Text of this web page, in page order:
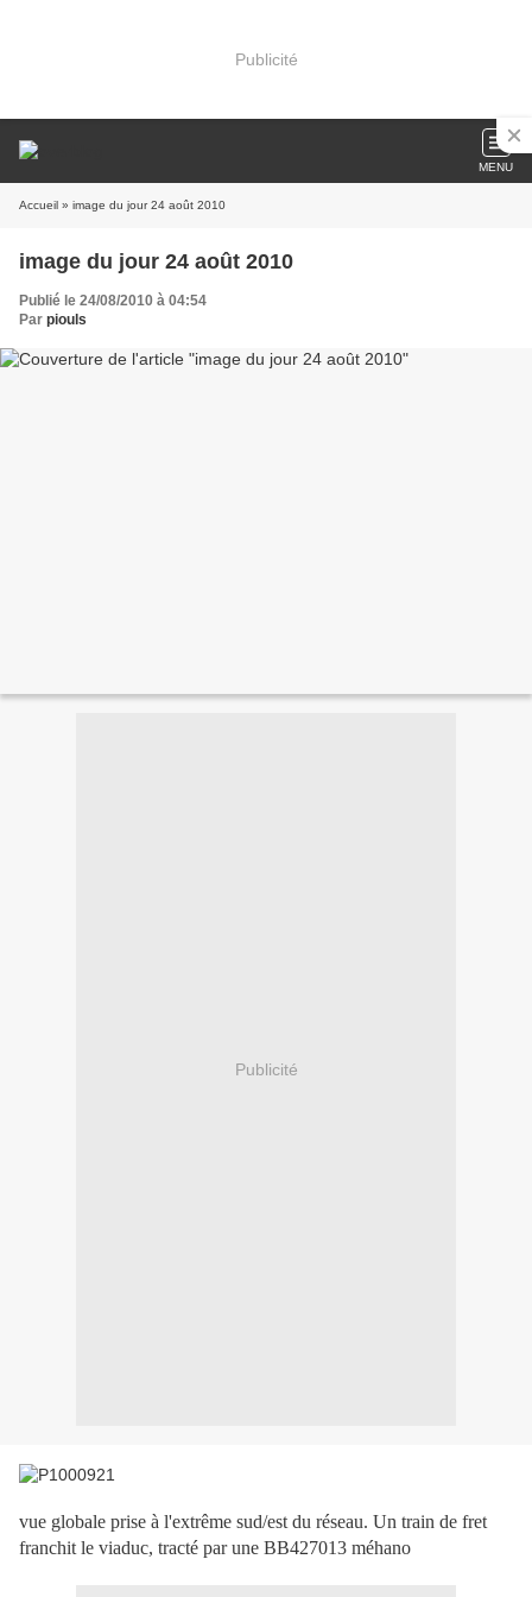
Publicité
MENU
Accueil » image du jour 24 août 2010
image du jour 24 août 2010
Publié le 24/08/2010 à 04:54
Par piouls
Publicité
vue globale prise à l'extrême sud/est du réseau. Un train de fret
franchit le viaduc, tracté par une BB427013 méhano